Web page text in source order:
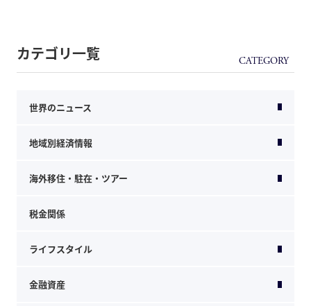
カテゴリ一覧
世界のニュース
地域別経済情報
海外移住・駐在・ツアー
税金関係
ライフスタイル
金融資産